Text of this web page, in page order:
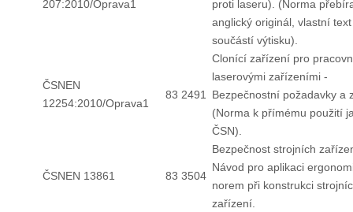
207:2010/Oprava1
proti laseru). (Norma
anglický originál, vlastní
součástí výtisku).
ČSNEN
12254:2010/Oprava1
83 2491
Clonící zařízení pro
laserovými zařízeními -
Bezpečnostní požadavky a
(Norma k přímému použití
ČSN).
ČSNEN 13861 83 3504
Bezpečnost strojních
Návod pro aplikaci
norem při konstrukci
zařízení.